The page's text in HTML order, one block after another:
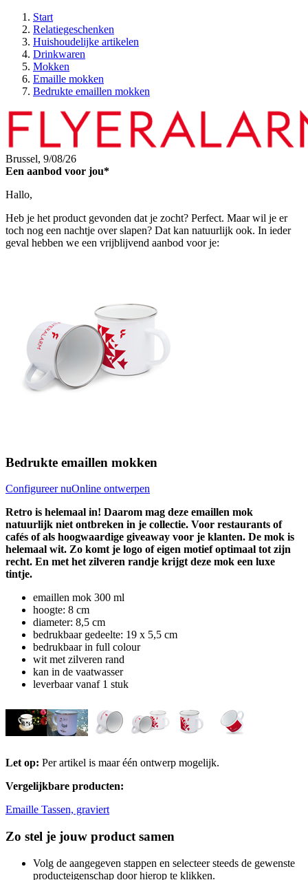
Start
Relatiegeschenken
Huishoudelijke artikelen
Drinkwaren
Mokken
Emaille mokken
Bedrukte emaillen mokken
Brussel, 9/08/26
Een aanbod voor jou*
Hallo,
Heb je het product gevonden dat je zocht? Perfect. Maar wil je er
toch nog een nachtje over slapen? Dat kan natuurlijk ook. In ieder
geval hebben we een vrijblijvend aanbod voor je:
Bedrukte emaillen mokken
Configureer nuOnline ontwerpen
Retro is helemaal in! Daarom mag deze emaillen mok
natuurlijk niet ontbreken in je collectie. Voor restaurants of
cafés of als hoogwaardige giveaway voor je klanten. De mok is
helemaal wit. Zo komt je logo of eigen motief optimaal tot zijn
recht. En met het zilveren randje krijgt deze mok een luxe
tintje.
emaillen mok 300 ml
hoogte: 8 cm
diameter: 8,5 cm
bedrukbaar gedeelte: 19 x 5,5 cm
bedrukbaar in full colour
wit met zilveren rand
kan in de vaatwasser
leverbaar vanaf 1 stuk
Let op: Per artikel is maar één ontwerp mogelijk.
Vergelijkbare producten:
Emaille Tassen, graviert
Zo stel je jouw product samen
Volg de aangegeven stappen en selecteer steeds de gewenste
producteigenschap door hierop te klikken.